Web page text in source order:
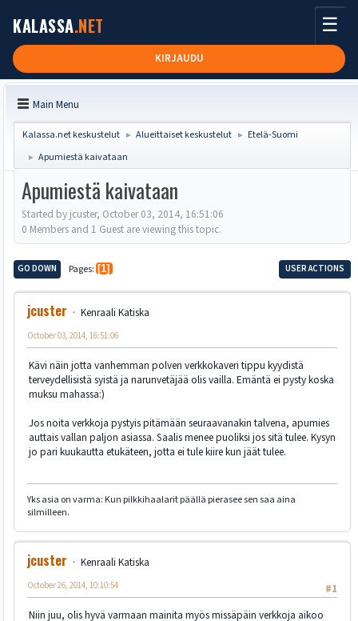
KALASSA.NET
KIRJAUDU
☰
Main Menu
Kalassa.net keskustelut ► Alueittaiset keskustelut ► Etelä-Suomi
► Apumiestä kaivataan
Apumiestä kaivataan
Started by jcuster, October 03, 2014, 16:51:06
0 Members and 1 Guest are viewing this topic.
GO DOWN Pages 1 USER ACTIONS
jcuster Kenraali Katiska
October 03, 2014, 16:51:06
Kävi näin jotta vanhemman polven verkkokaveri tippu kyydistä
terveydellisistä syistä ja narunvetäjää olis vailla. Emäntä ei pysty koska
muksu mahassa:)
Jos noita verkkoja pystyis pitämään seuraavanakin talvena, apumies
auttais vallan paljon asiassa. Saalis menee puoliksi jos sitä tulee. Kysyn
jo pari kuukautta etukäteen, jotta ei tule kiire kun jäät tulee.
Yks asia on varma: Kun pilkkihaalarit päällä pierasee sen saa aina
silmilleen.
jcuster
Kenraali Katiska
#1
October 26, 2014, 10:10:54
Niin juu, olis hyvä varmaan mainita myös missäpäin verkkoja aikoo